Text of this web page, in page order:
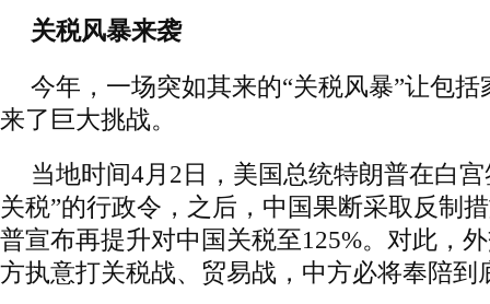
关税风暴来袭
今年，一场突如其来的“关税风暴”让包
来了巨大挑战。
当地时间4月2日，美国总统特朗普在白
关税”的行政令，之后，中国果断采取反制
普宣布再提升对中国关税至125%。对此，
方执意打关税战、贸易战，中方必将奉陪到